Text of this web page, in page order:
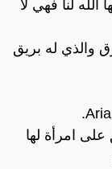
الله لنا فهي لا
والذي له بريق
امرأة لها